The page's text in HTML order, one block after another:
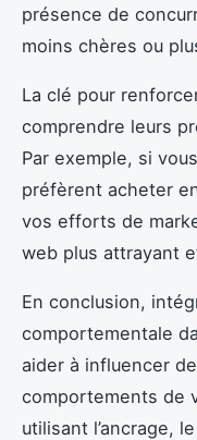
présence de
moins chères ou
La clé pour
comprendre leurs
Par exemple, si
préfèrent acheter
vos efforts de
web plus attrayant
En conclusion,
comportementale
aider à influencer
comportements de
utilisant l’ancrage,